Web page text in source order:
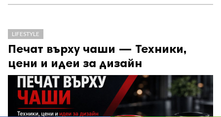
LIFESTYLE
Печат върху чаши — Техники,
цени и идеи за дизайн